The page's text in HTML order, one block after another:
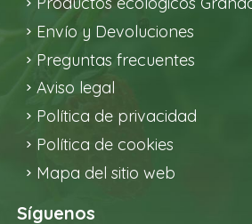
Envío y Devoluciones
Preguntas frecuentes
Aviso legal
Política de privacidad
Política de cookies
Mapa del sitio web
Síguenos